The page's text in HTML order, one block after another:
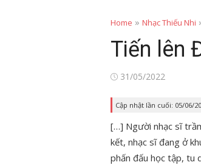
Home » Nhạc Thiếu Nhi
Tiến lên
Posted
31/05/2022
Cập nhật lần cuối: 05/06/
[…] Người nhạc sĩ
kết, nhạc sĩ đang ở
phấn đấu học tập, tu